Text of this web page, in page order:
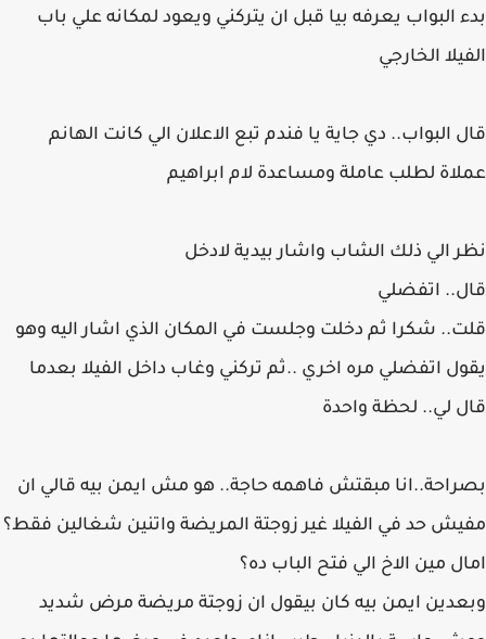
بدء البواب يعرفه بيا قبل ان يتركني ويعود لمكانه علي باب
الفيلا الخارجي
قال البواب.. دي جاية يا فندم تبع الاعلان الي كانت الهانم
عملاة لطلب عاملة ومساعدة لام ابراهيم
نظر الي ذلك الشاب واشار بيدية لادخل
قال.. اتفضلي
قلت.. شكرا ثم دخلت وجلست في المكان الذي اشار اليه وهو
يقول اتفضلي مره اخري ..ثم تركني وغاب داخل الفيلا بعدما
قال لي.. لحظة واحدة
بصراحة..انا مبقتش فاهمه حاجة.. هو مش ايمن بيه قالي ان
مفيش حد في الفيلا غير زوجتة المريضة واتنين شغالين فقط؟
امال مين الاخ الي فتح الباب ده؟
وبعدين ايمن بيه كان بيقول ان زوجتة مريضة مرض شديد